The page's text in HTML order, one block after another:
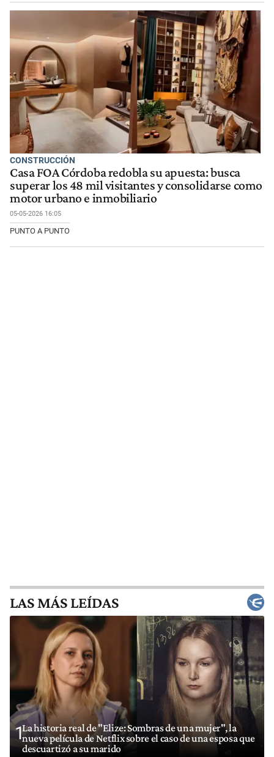
CONSTRUCCIÓN
Casa FOA Córdoba redobla su apuesta: busca
superar los 48 mil visitantes y consolidarse como
motor urbano e inmobiliario
05-05-2026 16:05
PUNTO A PUNTO
LAS MÁS LEÍDAS
1La historia real de "Elize: Sombras de una mujer", la
nueva película de Netflix sobre el caso de una esposa que
descuartizó a su marido